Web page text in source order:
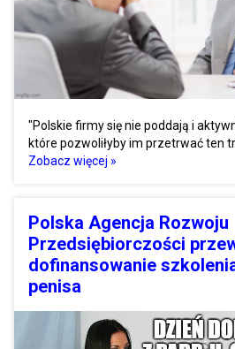
"Polskie firmy się nie poddają i
które pozwoliłyby im przetrwać ten
Zobacz więcej »
Polska Agencja Rozwoju
Przedsiębiorczości
dofinansowanie
penisa